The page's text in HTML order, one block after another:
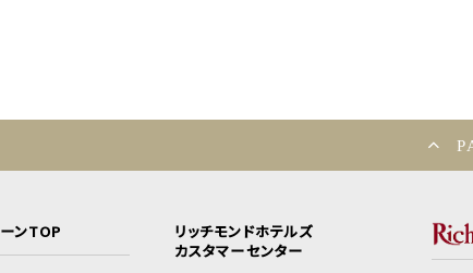
ンTOP
リッチモンドホテルズ
カスタマーセンター